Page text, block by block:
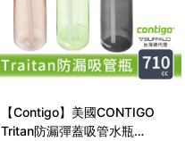
【Contigo】美國CONTIGO
Tritan防漏彈蓋吸管水瓶